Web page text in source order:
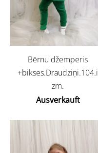
Bērnu džemperis
+bikses.Draudziņi.104.i
zm.
Ausverkauft